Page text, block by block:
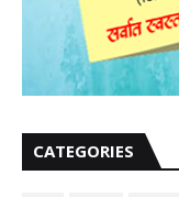
CATEGORIES